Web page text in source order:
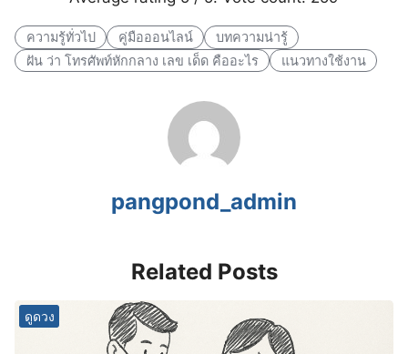
ความรู้ทั่วไป คู่มือออนไลน์
บทความน่ารู้
ฝัน ว่า โทรศัพท์หักกลาง เลข เด็ด คืออะไร
แนวทางใช้งาน
pangpond_admin
Related Posts
ดูดวง